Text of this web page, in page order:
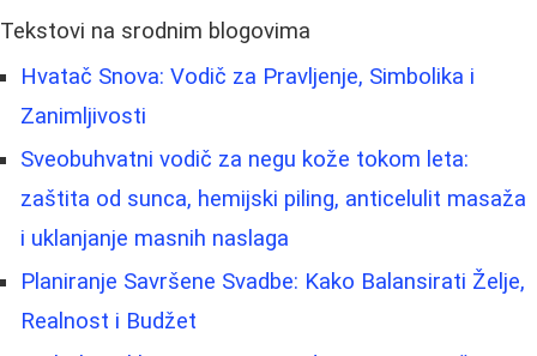
Tekstovi na srodnim blogovima
Hvatač Snova: Vodič za Pravljenje, Simbolika i
Zanimljivosti
Sveobuhvatni vodič za negu kože tokom leta:
zaštita od sunca, hemijski piling, anticelulit masaža
i uklanjanje masnih naslaga
Planiranje Savršene Svadbe: Kako Balansirati Želje,
Realnost i Budžet